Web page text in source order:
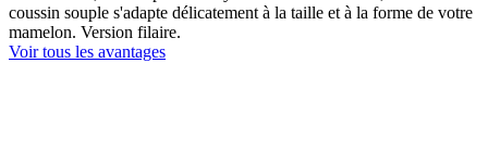
coussin souple s'adapte délicatement à la taille et à la forme de votre
mamelon. Version filaire.
Voir tous les avantages